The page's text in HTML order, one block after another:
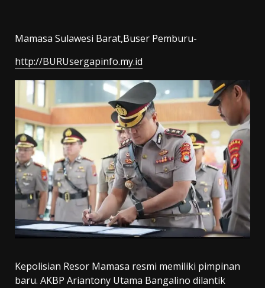
Mamasa Sulawesi Barat,Buser Pemburu-
http://BURUsergapinfo.my.id
Kepolisian Resor Mamasa resmi memiliki pimpinan
baru. AKBP Ariantony Utama Bangalino dilantik